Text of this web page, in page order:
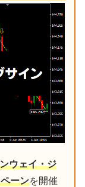
ウェイ・ジ
ーンを開催